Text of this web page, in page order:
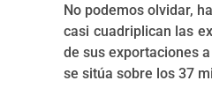
No podemos olvidar,
casi cuadriplican las
de sus exportaciones
se sitúa sobre los 37